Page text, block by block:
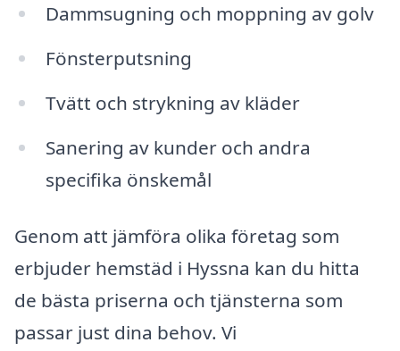
Dammsugning och moppning av golv
Fönsterputsning
Tvätt och strykning av kläder
Sanering av kunder och andra
specifika önskemål
Genom att jämföra olika företag som
erbjuder hemstäd i Hyssna kan du hitta
de bästa priserna och tjänsterna som
passar just dina behov. Vi